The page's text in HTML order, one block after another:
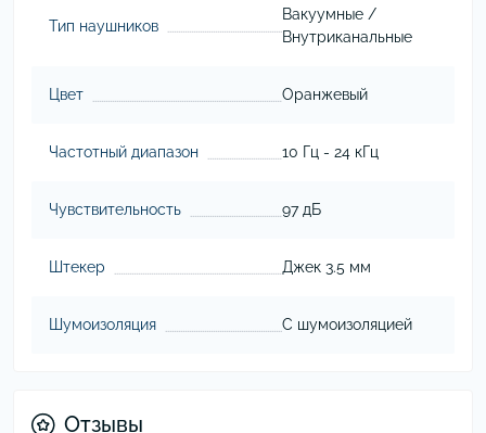
Тип наушников
Вакуумные /
Внутриканальные
Цвет Оранжевый
Частотный диапазон 10 Гц - 24 кГц
Чувствительность 97 дБ
Штекер Джек 3.5 мм
Шумоизоляция С шумоизоляцией
Отзывы